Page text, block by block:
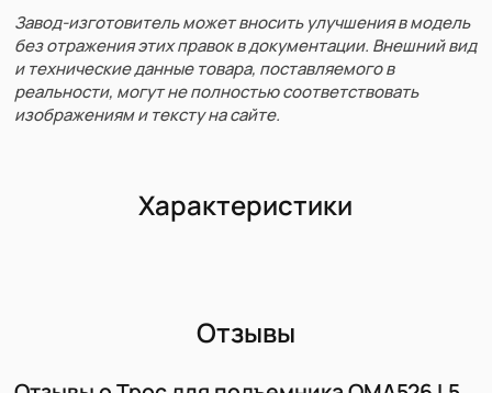
Завод-изготовитель может вносить улучшения в модель
без отражения этих правок в документации. Внешний вид
и технические данные товара, поставляемого в
реальности, могут не полностью соответствовать
изображениям и тексту на сайте.
Характеристики
Отзывы